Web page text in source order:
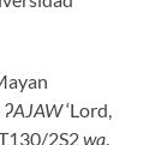
ʔAJAW‘Lord,
2S2wa.